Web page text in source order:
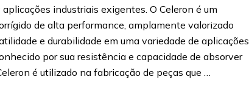
industriais exigentes. O Celeron é um
de alta performance, amplamente valorizado
e durabilidade em uma variedade de aplicações
por sua resistência e capacidade de absorver
é utilizado na fabricação de peças que …